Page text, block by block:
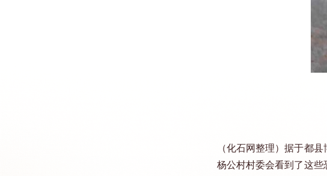
（化石网整理）据于都
杨公村村委会看到了这些